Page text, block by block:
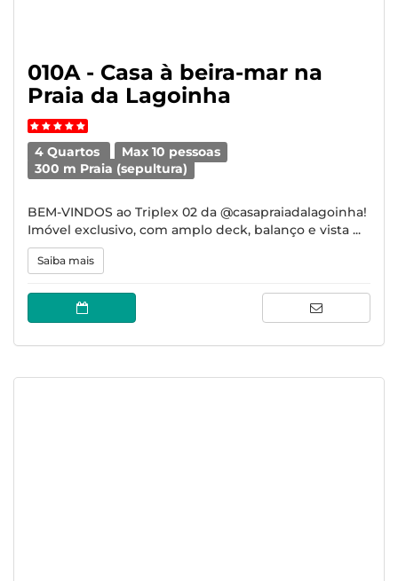
010A - Casa à beira-mar na
Praia da Lagoinha
4 Quartos
Max 10 pessoas
300 m Praia (sepultura)
BEM-VINDOS ao Triplex 02 da @casapraiadalagoinha!
Imóvel exclusivo, com amplo deck, balanço e vista ...
Saiba mais